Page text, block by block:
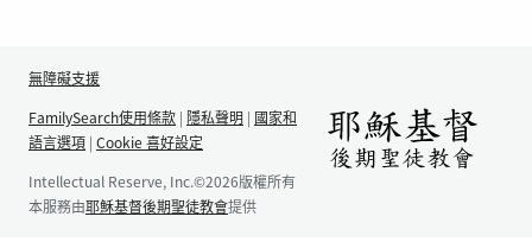
無障礙支援
FamilySearch使用條款 | 隱私聲明 | 國家和
語言選項 | Cookie 喜好設定
Intellectual Reserve, Inc.©2026版權所有
本服務由耶穌基督後期聖徒教會提供